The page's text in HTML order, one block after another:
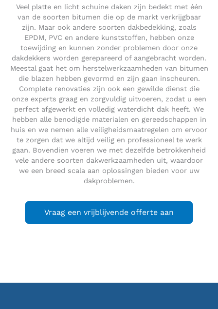
Veel platte en licht schuine daken zijn bedekt met één
van de soorten bitumen die op de markt verkrijgbaar
zijn. Maar ook andere soorten dakbedekking, zoals
EPDM, PVC en andere kunststoffen, hebben onze
toewijding en kunnen zonder problemen door onze
dakdekkers worden gerepareerd of aangebracht worden.
Meestal gaat het om herstelwerkzaamheden van bitumen
die blazen hebben gevormd en zijn gaan inscheuren.
Complete renovaties zijn ook een gewilde dienst die
onze experts graag en zorgvuldig uitvoeren, zodat u een
perfect afgewerkt en volledig waterdicht dak heeft. We
hebben alle benodigde materialen en gereedschappen in
huis en we nemen alle veiligheidsmaatregelen om ervoor
te zorgen dat we altijd veilig en professioneel te werk
gaan. Bovendien voeren we met dezelfde betrokkenheid
vele andere soorten dakwerkzaamheden uit, waardoor
we een breed scala aan oplossingen bieden voor uw
dakproblemen.
Vraag een vrijblijvende offerte aan